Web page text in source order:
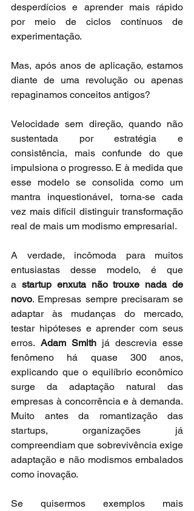
desperdícios e aprender mais rápido
por meio de ciclos contínuos de
experimentação.
Mas, após anos de aplicação, estamos
diante de uma revolução ou apenas
repaginamos conceitos antigos?
Velocidade sem direção, quando não
sustentada por estratégia e
consistência, mais confunde do que
impulsiona o progresso. E à medida que
esse modelo se consolida como um
mantra inquestionável, torna-se cada
vez mais difícil distinguir transformação
real de mais um modismo empresarial.
A verdade, incômoda para muitos
entusiastas desse modelo, é que
a startup enxuta não trouxe nada de
novo. Empresas sempre precisaram se
adaptar às mudanças do mercado,
testar hipóteses e aprender com seus
erros. Adam Smith já descrevia esse
fenômeno há quase 300 anos,
explicando que o equilíbrio econômico
surge da adaptação natural das
empresas à concorrência e à demanda.
Muito antes da romantização das
startups, organizações já
compreendiam que sobrevivência exige
adaptação e não modismos embalados
como inovação.
Se quisermos exemplos mais